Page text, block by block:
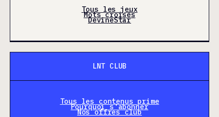
Tous les jeux
Mots croisés
DevineStar
LNT CLUB
Tous les contenus prime
Pourquoi s'abonner
Nos offres club